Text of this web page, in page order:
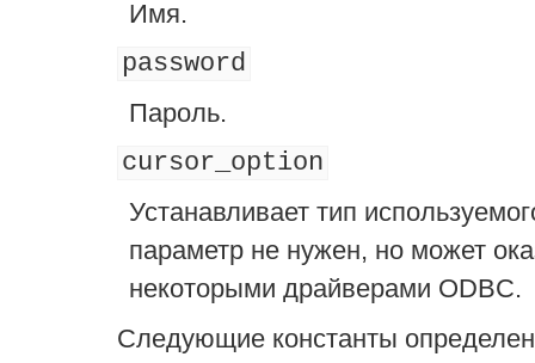
Имя.
password
Пароль.
cursor_option
Устанавливает тип
параметр не нужен, но может
некоторыми драйверами ODBC.
Следующие константы